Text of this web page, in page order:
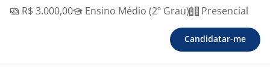
R$ 3.000,00
Ensino Médio (2º Grau) Presencial
Candidatar-me